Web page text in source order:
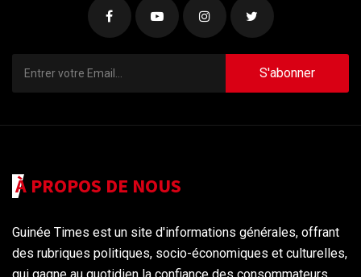
S'abonner
À PROPOS DE NOUS
Guinée Times est un site d'informations générales, offrant
des rubriques politiques, socio-économiques et culturelles,